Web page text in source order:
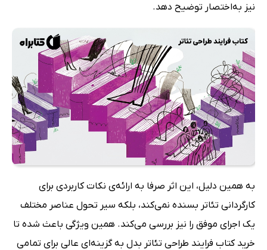
نیز به‌اختصار توضیح دهد.
به همین دلیل، این اثر صرفا به ارائه‌ی نکات کاربردی برای
کارگردانی تئاتر بسنده نمی‌کند، بلکه سیر تحول عناصر مختلف
یک اجرای موفق را نیز بررسی می‌کند. همین ویژگی باعث شده تا
خرید کتاب فرایند طراحی تئاتر بدل به گزینه‌ای عالی برای تمامی